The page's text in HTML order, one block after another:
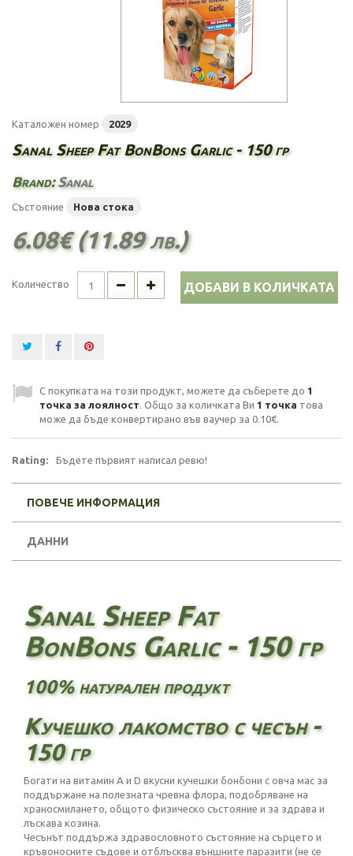
Каталожен номер 2029
Sanal Sheep Fat BonBons Garlic - 150 гр
Brand:Sanal
Състояние Нова стока
6.08€ (11.89 лв.)
Количество ДОБАВИ В КОЛИЧКАТА
С покупката на този продукт, можете да съберете до 1
точка за лоялност. Общо за количката Ви 1 точка това
може да бъде конвертирано във ваучер за 0.10€.
Rating: Бъдете първият написал ревю!
ПОВЕЧЕ ИНФОРМАЦИЯ
ДАННИ
Sanal Sheep Fat
BonBons Garlic - 150 гр
100% натурален продукт
Кучешко лакомство с чесън -
150 гр
Богати на витамин A и D вкусни кучешки бонбони с овча мас за
поддържане на полезната чревна флора, подобряване на
храносмилането, общото физическо състояние и за здрава и
лъскава козина.
Чесънът поддържа здравословното състояние на сърцето и
кръвоносните съдове и отблъсква външните паразити (не се